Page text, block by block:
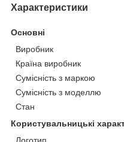
Характеристики
Основні
Виробник
Країна виробник
Сумісність з маркою
Сумісність з моделлю
Стан
Користувальницькі
Логотип